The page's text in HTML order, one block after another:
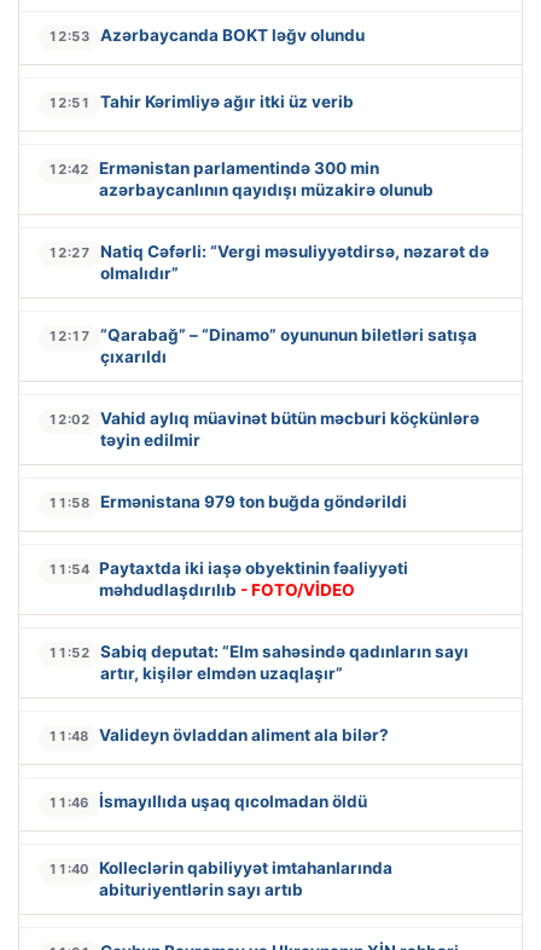
12:53 Azərbaycanda BOKT ləğv olundu
12:51 Tahir Kərimliyə ağır itki üz verib
12:42
Ermənistan parlamentində 300 min
azərbaycanlının qayıdışı müzakirə olunub
12:27
Natiq Cəfərli: “Vergi məsuliyyətdirsə, nəzarət də
olmalıdır”
12:17
“Qarabağ” – “Dinamo” oyununun biletləri satışa
çıxarıldı
12:02
Vahid aylıq müavinət bütün məcburi köçkünlərə
təyin edilmir
11:58 Ermənistana 979 ton buğda göndərildi
11:54 Paytaxtda iki iaşə obyektinin fəaliyyəti
məhdudlaşdırılıb - FOTO/VİDEO
11:52
Sabiq deputat: “Elm sahəsində qadınların sayı
artır, kişilər elmdən uzaqlaşır”
11:48 Valideyn övladdan aliment ala bilər?
11:46 İsmayıllıda uşaq qıcolmadan öldü
11:40
Kolleclərin qabiliyyət imtahanlarında
abituriyentlərin sayı artıb